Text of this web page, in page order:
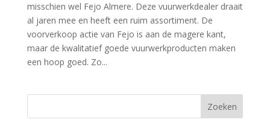
misschien wel Fejo Almere. Deze vuurwerkdealer draait
al jaren mee en heeft een ruim assortiment. De
voorverkoop actie van Fejo is aan de magere kant,
maar de kwalitatief goede vuurwerkproducten maken
een hoop goed. Zo...